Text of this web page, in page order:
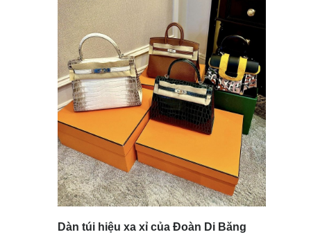
Dàn túi hiệu xa xỉ của Đoàn Di Băng